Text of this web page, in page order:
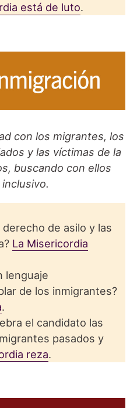
está de luto.
con los migrantes, los
y las víctimas de la
buscando con ellos
de asilo y las
La Misericordia
lenguaje
de los inmigrantes?
.
el candidato las
pasados y
reza.